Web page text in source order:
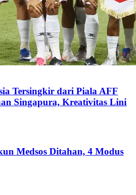
Tersingkir dari Piala AFF
Singapura, Kreativitas Lini
Medsos Ditahan, 4 Modus